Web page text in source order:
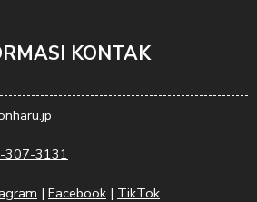
KONTAK
307-3131
| Facebook | TikTok